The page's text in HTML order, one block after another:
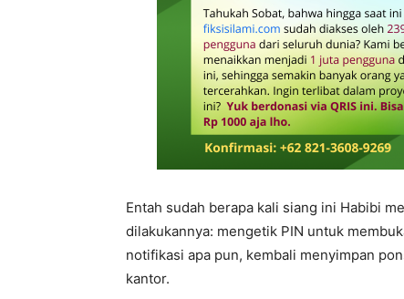
Entah sudah berapa kali siang ini Habibi
dilakukannya: mengetik PIN untuk
notifikasi apa pun, kembali menyimpan
kantor.